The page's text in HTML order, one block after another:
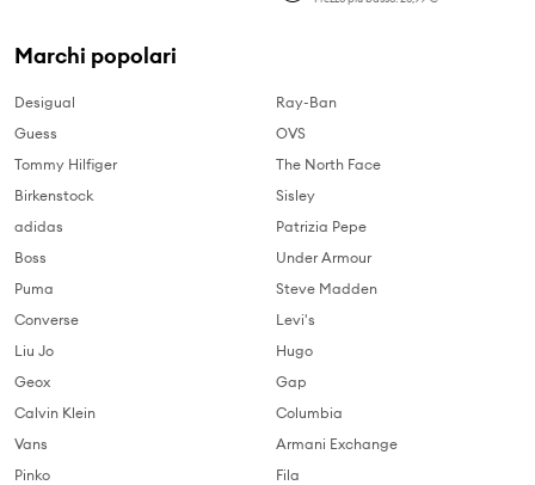
Marchi popolari
Desigual
Guess
Tommy Hilfiger
Birkenstock
adidas
Boss
Puma
Converse
Liu Jo
Geox
Calvin Klein
Vans
Pinko
Ray-Ban
OVS
The North Face
Sisley
Patrizia Pepe
Under Armour
Steve Madden
Levi's
Hugo
Gap
Columbia
Armani Exchange
Fila